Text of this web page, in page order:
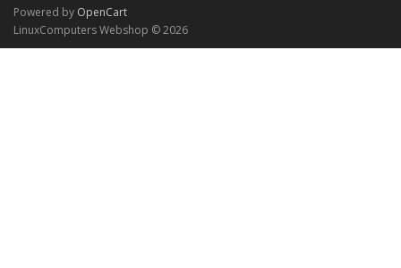
Powered by OpenCart
LinuxComputers Webshop © 2026